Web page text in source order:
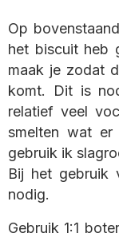
Op
het biscuit heb
maak je zodat
komt. Dit is
relatief veel
smelten wat
gebruik ik
Bij het gebruik
nodig.
Gebruik 1:1